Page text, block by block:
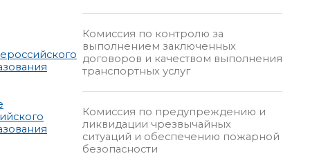
Комиссия по контролю за
выполнением заключенных
договоров и качеством выполнения
транспортных услуг
Комиссия по предупреждению и
ликвидации чрезвычайных
ситуаций и обеспечению пожарной
безопасности